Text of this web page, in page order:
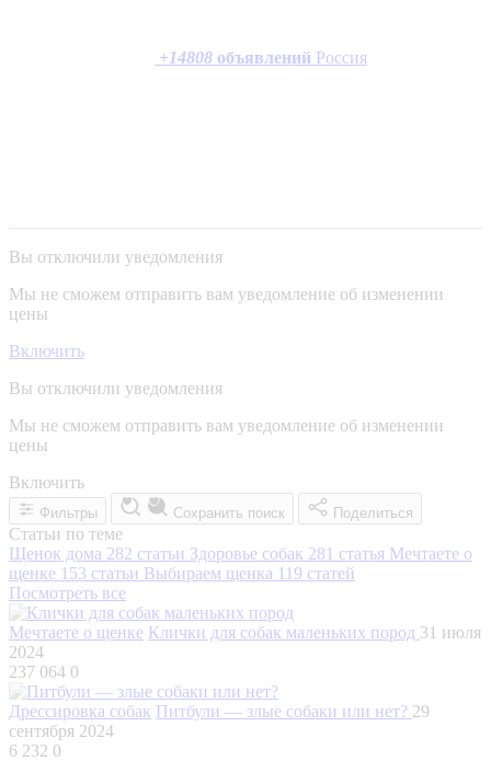
+14808 объявлений Россия
Вы отключили уведомления
Мы не сможем отправить вам уведомление об изменении
цены
Включить
Вы отключили уведомления
Мы не сможем отправить вам уведомление об изменении
цены
Включить
Фильтры Сохранить поиск Поделиться
Статьи по теме
Щенок дома 282 статьи Здоровье собак 281 статья Мечтаете о
щенке 153 статьи Выбираем щенка 119 статей
Посмотреть все
Мечтаете о щенке Клички для собак маленьких пород 31 июля
2024
237 064 0
Дрессировка собак Питбули — злые собаки или нет? 29
сентября 2024
6 232 0